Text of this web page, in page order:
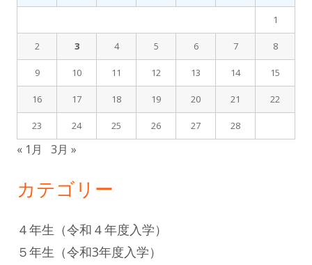
1
2 3 4 5 6 7 8
9 10 11 12 13 14 15
16 17 18 19 20 21 22
23 24 25 26 27 28
« 1月 3月 »
カテゴリー
４年生（令和４年度入学）
５年生（令和3年度入学）